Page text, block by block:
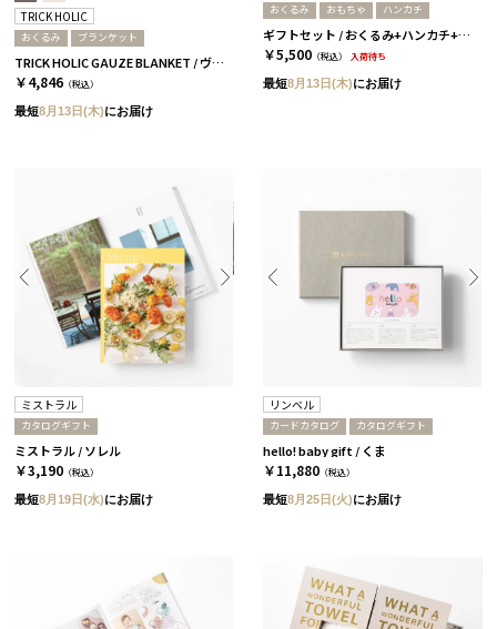
TRICK HOLIC
おくるみ ブランケット
TRICK HOLIC GAUZE BLANKET / ヴィンテージフラワー［トリックホリック］
￥4,846 （税込）
最短8月13日(木)にお届け
おくるみ おもちゃ ハンカチ
ギフトセット / おくるみ+ハンカチ+ラトル /
￥5,500 （税込） 入荷待ち
最短8月13日(木)にお届け
ミストラル
カタログギフト
ミストラル / ソレル
￥3,190 （税込）
最短8月19日(水)にお届け
リンベル
カードカタログ カタログギフト
hello! baby gift / くま
￥11,880 （税込）
最短8月25日(火)にお届け